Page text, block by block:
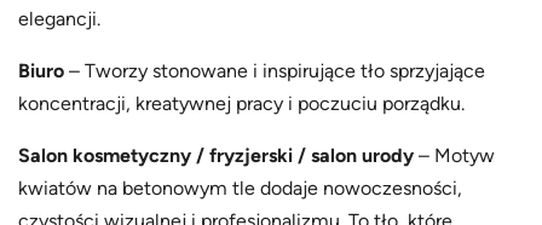
elegancji.
Biuro – Tworzy stonowane i inspirujące tło sprzyjające
koncentracji, kreatywnej pracy i poczuciu porządku.
Salon kosmetyczny / fryzjerski / salon urody – Motyw
kwiatów na betonowym tle dodaje nowoczesności,